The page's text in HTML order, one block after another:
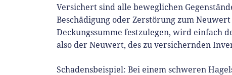
Er ist Interviewpartner in anderen
Medien und verfasst Fachbeiträge
zu Gründungsthemen.
Versichert sind alle beweglichen
Beschädigung oder Zerstörung zum
Deckungssumme festzulegen, wird einfach
also der Neuwert, des zu versichernden
Schadensbeispiel: Bei einem schweren